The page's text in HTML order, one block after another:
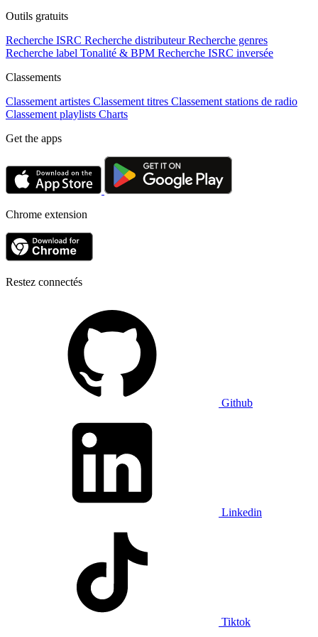
Outils gratuits
Recherche ISRC Recherche distributeur Recherche genres
Recherche label Tonalité & BPM Recherche ISRC inversée
Classements
Classement artistes Classement titres Classement stations de radio
Classement playlists Charts
Get the apps
Chrome extension
Restez connectés
Github
Linkedin
Tiktok